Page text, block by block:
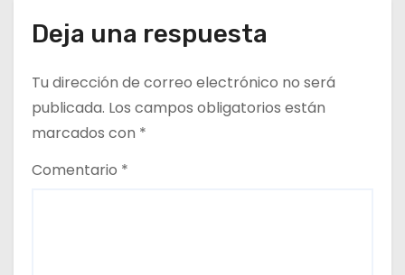
d
s
Deja una respuesta
Tu dirección de correo electrónico no será
publicada. Los campos obligatorios están
marcados con *
Comentario *